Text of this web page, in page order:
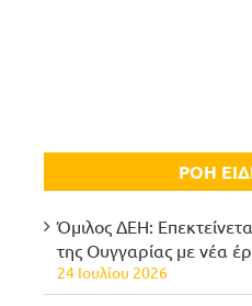
ΡΟΗ
Όμιλος ΔΕΗ:
της Ουγγαρίας με νέα
24 Ιουλίου 2026